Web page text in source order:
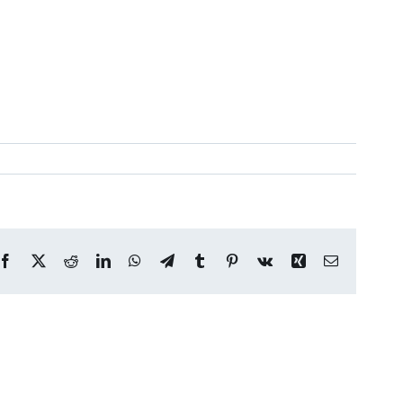
Facebook
X RedditLinkedInWhatsApp
TelegramTumblr Pinterest
Vk Xing Correo